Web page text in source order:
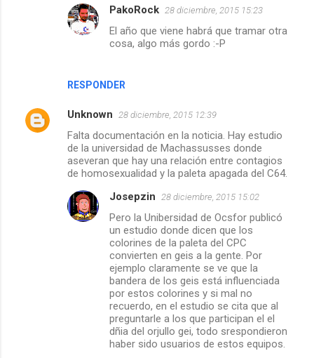
RESPONDER
PakoRock 28 diciembre, 2015 15:23
El año que viene habrá que tramar otra
cosa, algo más gordo :-P
Unknown 28 diciembre, 2015 12:39
Falta documentación en la noticia. Hay estudio
de la universidad de Machassusses donde
aseveran que hay una relación entre contagios
de homosexualidad y la paleta apagada del C64.
Josepzin 28 diciembre, 2015 15:02
Pero la Unibersidad de Ocsfor publicó
un estudio donde dicen que los
colorines de la paleta del CPC
convierten en geis a la gente. Por
ejemplo claramente se ve que la
bandera de los geis está influenciada
por estos colorines y si mal no
recuerdo, en el estudio se cita que al
preguntarle a los que participan el el
dñia del orjullo gei, todo srespondieron
haber sido usuarios de estos equipos.